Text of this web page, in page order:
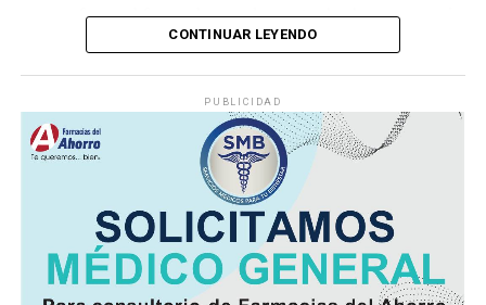
para sofocar el fuego, logrando controlar la emergencia
tras varios minutos de trabajo.
con daños totales a consecuencia de las llamas. No se
reportaron personas lesionadas ni fue necesario evacuar
la zona.
Las autoridades realizaron una inspección en el
deshuesadero para descartar riesgos adicionales y
determinar las posibles causas que originaron el
incendio.
CONTINUAR LEYENDO
PUBLICIDAD